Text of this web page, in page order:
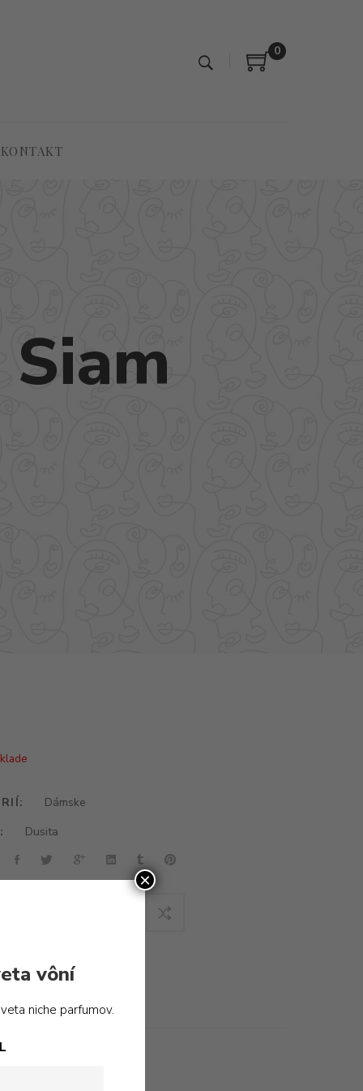
0
KONTAKT
Dámske
Dusita
vôní
niche parfumov.
×